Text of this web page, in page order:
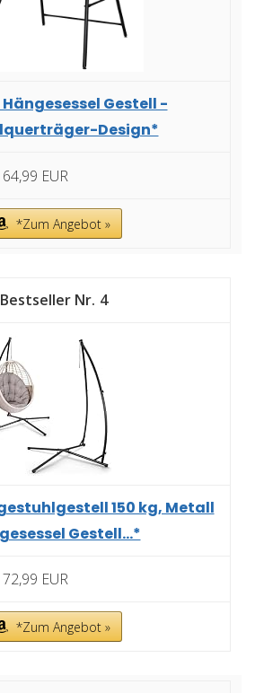
Hängesessel Gestell -
Design*
64,99 EUR
*Zum Angebot »
4
150 kg, Metall
Gestell...*
72,99 EUR
*Zum Angebot »